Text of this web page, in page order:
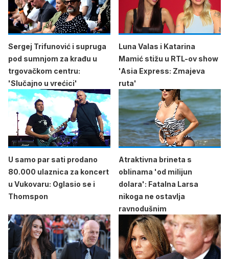
Sergej Trifunović i supruga
pod sumnjom za krađu u
trgovačkom centru:
'Slučajno u vrećici'
Luna Valas i Katarina
Mamić stižu u RTL-ov show
'Asia Express: Zmajeva
ruta'
U samo par sati prodano
80.000 ulaznica za koncert
u Vukovaru: Oglasio se i
Thomspon
Atraktivna brineta s
oblinama 'od milijun
dolara': Fatalna Larsa
nikoga ne ostavlja
ravnodušnim